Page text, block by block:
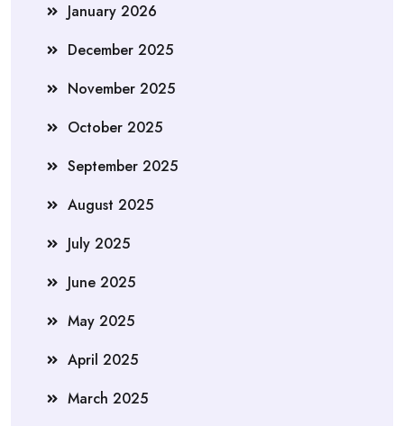
January 2026
December 2025
November 2025
October 2025
September 2025
August 2025
July 2025
June 2025
May 2025
April 2025
March 2025